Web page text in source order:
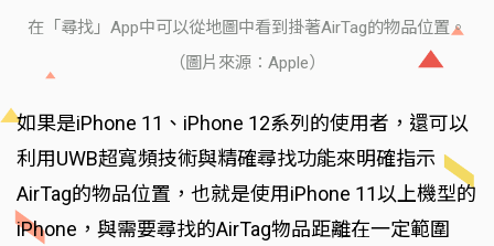
在「尋找」App中可以從地圖中看到掛著AirTag的物品位置。
（圖片來源：Apple）
如果是iPhone 11、iPhone 12系列的使用者，還可以
利用UWB超寬頻技術與精確尋找功能來明確指示
AirTag的物品位置，也就是使用iPhone 11以上機型的
iPhone，與需要尋找的AirTag物品距離在一定範圍